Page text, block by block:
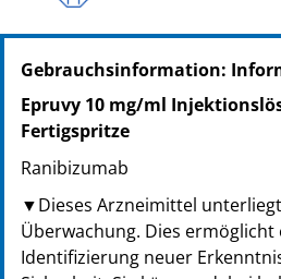
PZN: 19470381
PPN: 111947038167
NTIN: 04150194703815
Gebrauchsinformation:
Epruvy 10 mg/ml
Fertigspritze
Ranibizumab
▼Dieses Arzneimittel
Überwachung. Dies ermöglicht
Identifizierung neuer